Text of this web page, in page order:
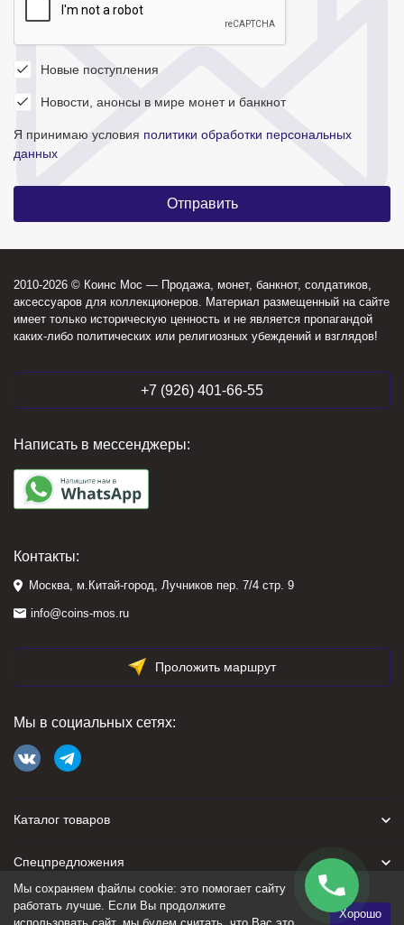
Новые поступления
Новости, анонсы в мире монет и банкнот
Я принимаю условия политики обработки персональных
данных
2010-2026 © Коинс Мос — Продажа, монет, банкнот, солдатиков,
аксессуаров для коллекционеров. Материал размещенный на сайте
имеет только историческую ценность и не является пропагандой
каких-либо политических или религиозных убеждений и взглядов!
+7 (926) 401-66-55
Написать в мессенджеры:
Контакты:
Москва, м.Китай-город, Лучников пер. 7/4 стр. 9
info@coins-mos.ru
Проложить маршрут
Мы в социальных сетях:
Каталог товаров
Спецпредложения
Для покупателя
Мы сохраняем файлы cookie: это помогает сайту
работать лучше. Если Вы продолжите
Хорошо